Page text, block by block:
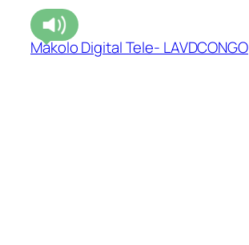
Makolo Digital Tele- LAVDCONGO